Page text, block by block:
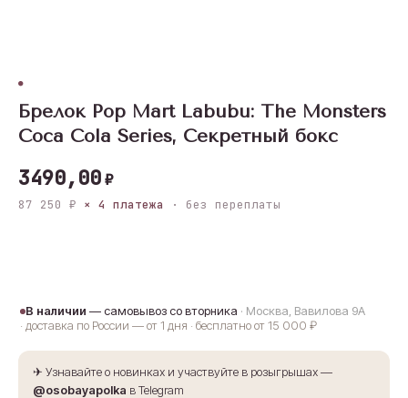
Брелок Pop Mart Labubu: The Monsters
Coca Cola Series, Секретный бокс
3490,00₽
87 250 ₽ × 4 платежа · без переплаты
В наличии — самовывоз со вторника · Москва, Вавилова 9А
· доставка по России — от 1 дня · бесплатно от 15 000 ₽
✈ Узнавайте о новинках и участвуйте в розыгрышах —
@osobayapolka в Telegram